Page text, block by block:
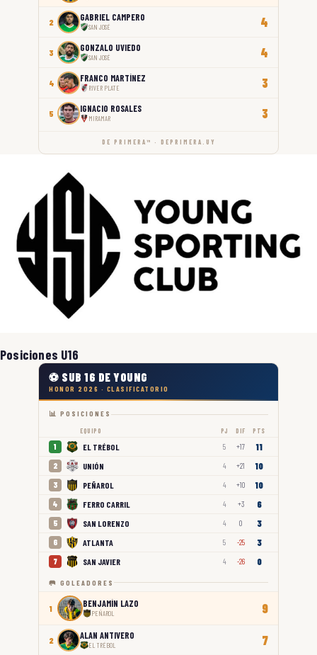
2 GABRIEL CAMPERO
SAN JOSÉ 4
3 GONZALO UVIEDO
SAN JOSÉ 4
4 FRANCO MARTÍNEZ
RIVER PLATE 3
5 IGNACIO ROSALES
MIRAMAR 3
DE PRIMERA™ · DEPRIMERA.UY
Posiciones U16
⚽ SUB 16 DE YOUNG
HONOR 2026 · CLASIFICATORIO
📊 POSICIONES
EQUIPO PJ DIF PTS
1 EL TRÉBOL 5 +17 11
2 UNIÓN 4 +21 10
3 PEÑAROL 4 +10 10
4 FERRO CARRIL 4 +3 6
5 SAN LORENZO 4 0 3
6 ATLANTA 5 -25 3
7 SAN JAVIER 4 -26 0
🥅 GOLEADORES
1 BENJAMÍN LAZO
PEÑAROL 9
2 ALAN ANTIVERO
EL TRÉBOL 7